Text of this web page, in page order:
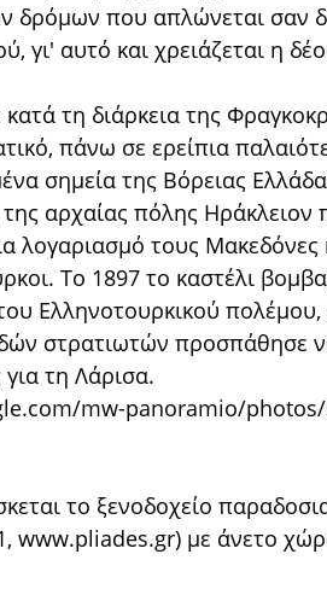
δρόμων που απλώνεται σαν
γι' αυτό και χρειάζεται η
κατά τη διάρκεια της
πάνω σε ερείπια
σημεία της Βόρειας
της αρχαίας πόλης
λογαριασμό τους Μακεδόνες
Το 1897 το καστέλι
Ελληνοτουρκικού
στρατιωτών προσπάθησε να
τη Λάρισα.
το ξενοδοχείο
www.pliades.gr) με άνετο